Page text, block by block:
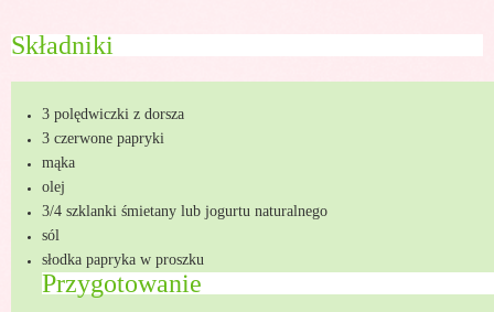
Składniki
3 polędwiczki z dorsza
3 czerwone papryki
mąka
olej
3/4 szklanki śmietany lub jogurtu naturalnego
sól
słodka papryka w proszku
Przygotowanie